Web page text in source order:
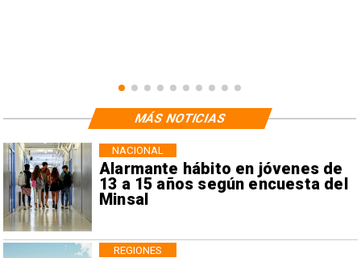
Alarmante hábito en jóvenes de
13 a 15 años según encuesta del
Minsal
NACIONAL
REGIONES
MÁS NOTICIAS